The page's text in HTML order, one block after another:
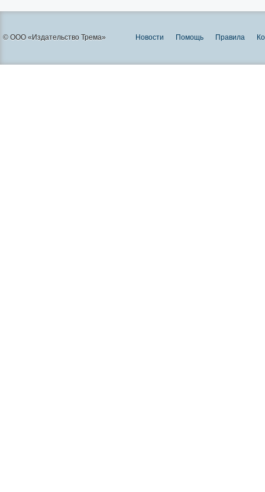
© ООО «Издательство Трема» Новости Помощь Правила